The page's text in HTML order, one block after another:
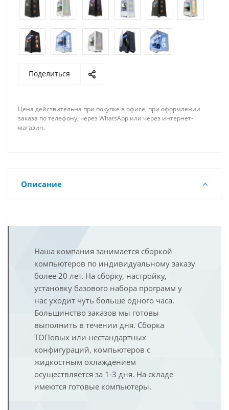
Поделиться
Цена действительна при покупке в офисе, при оформлении
заказа по телефону, через WhatsApp или через интернет-
магазин.
Описание
Наша компания занимается сборкой
компьютеров по индивидуальному заказу
более 20 лет. На сборку, настройку,
установку базового набора программ у
нас уходит чуть больше одного часа.
Большинство заказов мы готовы
выполнить в течении дня. Сборка
ТОПовых или нестандартных
конфигураций, компьютеров с
жидкостным охлаждением
осуществляется за 1-3 дня. На складе
имеются готовые компьютеры.